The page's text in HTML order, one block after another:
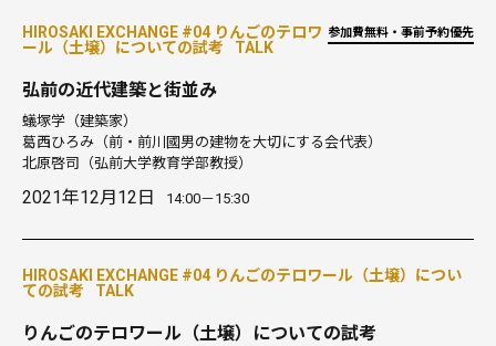
HIROSAKI EXCHANGE #04 りんごのテロワ
ール（土壌）についての試考
TALK
参加費無料・事前予約優先
弘前の近代建築と街並み
蟻塚学 （建築家）
葛西ひろみ （前・前川國男の建物を大切にする会代表）
北原啓司
（弘前大学教育学部教授）
2021年12月12日 14:00－15:30
HIROSAKI EXCHANGE #04 りんごのテロワール（土壌）につい
ての試考
TALK
りんごのテロワール（土壌）についての試考